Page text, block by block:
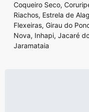
Coqueiro Seco,
Riachos, Estrela de
Flexeiras, Girau do
Nova, Inhapi, Jacaré
Jaramataia